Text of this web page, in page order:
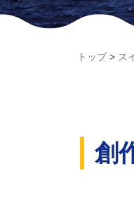
トップ> ス
創